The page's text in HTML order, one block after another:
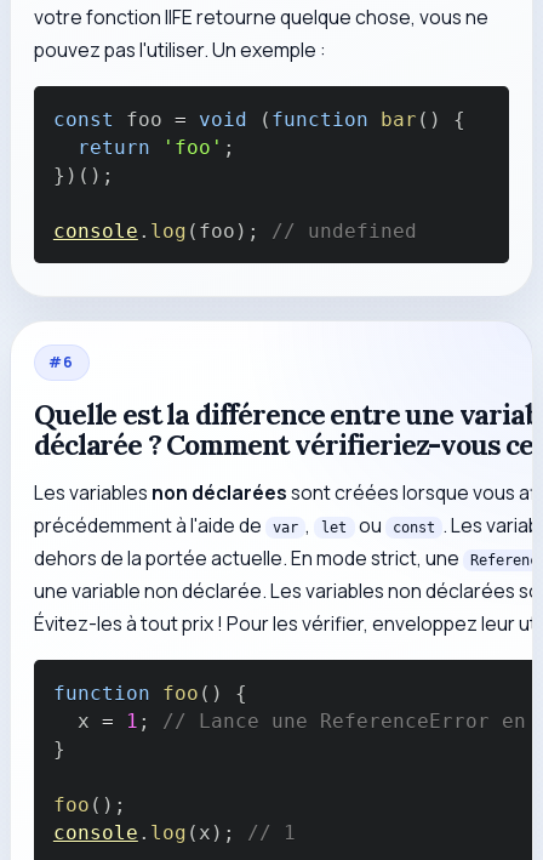
votre fonction IIFE retourne quelque chose, vous ne
pouvez pas l'utiliser. Un exemple :
const foo = void ( function bar ( )
{
return
'foo' ;
} ) ( ) ;
console . log ( foo ) ; // undefined
#6
Quelle est la différence entre une
déclarée ? Comment vérifieriez-vous
Les variables non déclaréessont créées lorsque vous
précédemment à l'aide de
var , let ou const . Les
dehors de la portée actuelle. En mode strict, une
une variable non déclarée. Les variables non déclarées
Évitez-les à tout prix ! Pour les vérifier, enveloppez leur
function foo ( )
{
  x
= 1 ;
// Lance une ReferenceError en
}
foo ( ) ;
console . log ( x ) ; // 1